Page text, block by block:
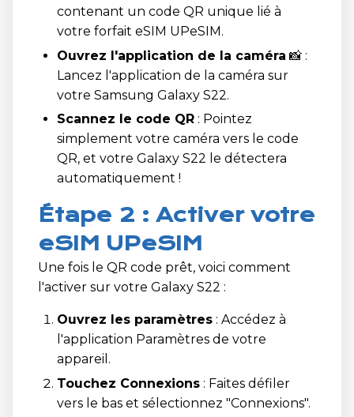
contenant un code QR unique lié à
votre forfait eSIM UPeSIM.
Ouvrez l'application de la caméra 📸 :
Lancez l'application de la caméra sur
votre Samsung Galaxy S22.
Scannez le code QR : Pointez
simplement votre caméra vers le code
QR, et votre Galaxy S22 le détectera
automatiquement !
Étape 2 : Activer votre
eSIM UPeSIM
Une fois le QR code prêt, voici comment
l'activer sur votre Galaxy S22 :
Ouvrez les paramètres : Accédez à
l'application Paramètres de votre
appareil.
Touchez Connexions : Faites défiler
vers le bas et sélectionnez "Connexions".